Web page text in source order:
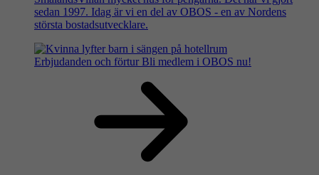
sedan 1997. Idag är vi en del av OBOS - en av Nordens
största bostadsutvecklare.
Erbjudanden och förtur Bli medlem i OBOS nu!